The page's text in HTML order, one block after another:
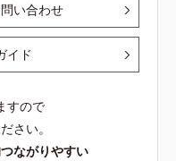
い合わせ
イド
すので
さい。
ながりやすい